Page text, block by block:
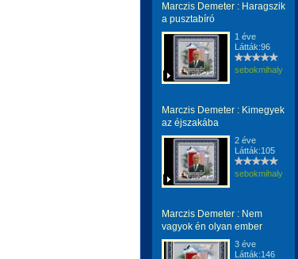
Marczis Demeter : Haragszik
a pusztabíró
1 éve
Látták:96
sebokmihaly1961
Marczis Demeter : Kimegyek
az éjszakába
2 éve
Látták:105
sebokmihaly1961
Marczis Demeter : Nem
vagyok én olyan ember
3 éve
Látták:146